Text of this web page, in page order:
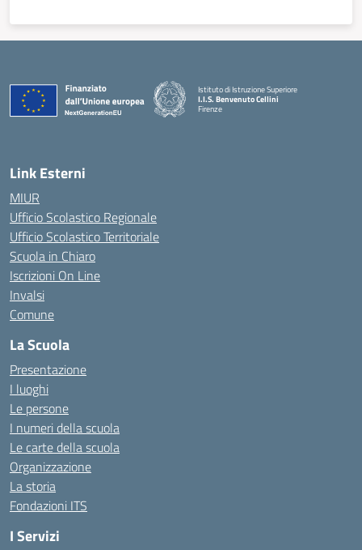
Istituto di Istruzione Superiore
I.I.S. Benvenuto Cellini
Firenze
Link Esterni
MIUR
Ufficio Scolastico Regionale
Ufficio Scolastico Territoriale
Scuola in Chiaro
Iscrizioni On Line
Invalsi
Comune
La Scuola
Presentazione
I luoghi
Le persone
I numeri della scuola
Le carte della scuola
Organizzazione
La storia
Fondazioni ITS
I Servizi